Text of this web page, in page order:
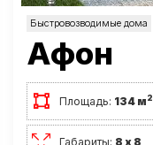
Быстровозводимые дома
Афон
Площадь: 134 м2
Габариты: 8 х 8